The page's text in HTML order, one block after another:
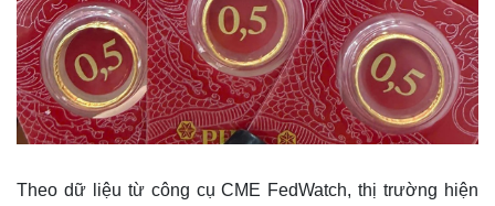
Theo dữ liệu từ công cụ CME FedWatch, thị trường hiện